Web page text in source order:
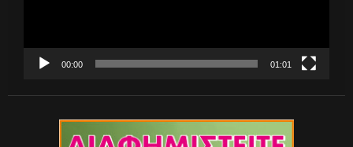
00:00 01:01